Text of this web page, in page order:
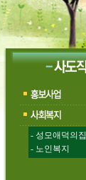
- 성모애덕의집
- 노인복지